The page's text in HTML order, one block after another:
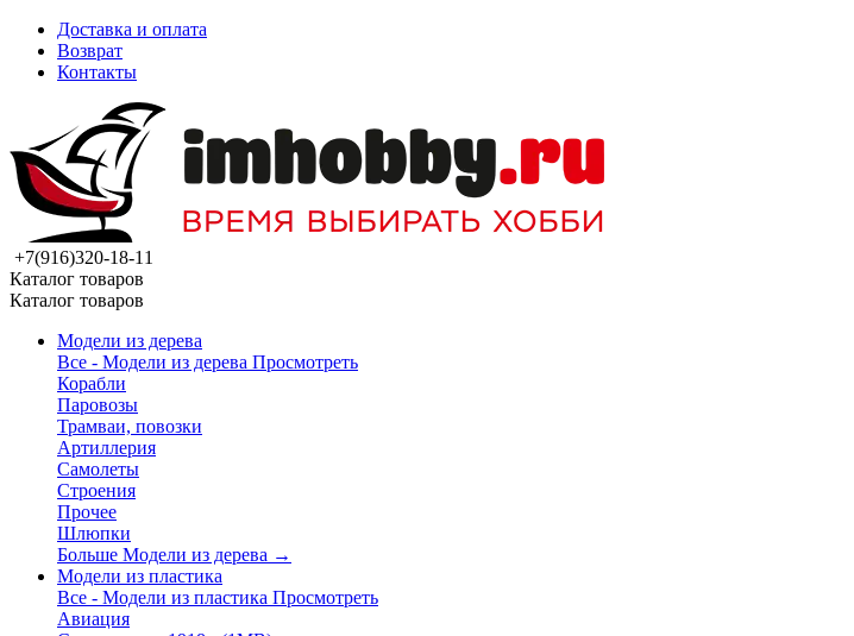
Доставка и оплата
Возврат
Контакты
+7(916)320-18-11
Каталог товаров
Каталог товаров
Модели из дерева
Все - Модели из дерева Просмотреть
Корабли
Паровозы
Трамваи, повозки
Артиллерия
Самолеты
Строения
Прочее
Шлюпки
Больше Модели из дерева →
Модели из пластика
Все - Модели из пластика Просмотреть
Авиация